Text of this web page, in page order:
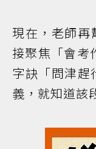
現在，老師再
接聚焦「會考
字訣「問津趕
義，就知道該